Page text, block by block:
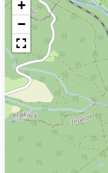
+
−